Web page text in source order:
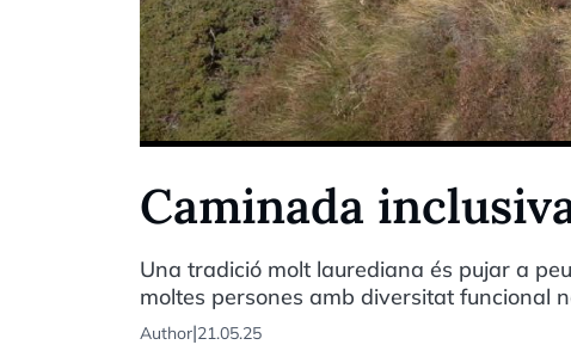
Caminada
Una tradició molt laurediana és pujar a
moltes persones amb diversitat funcional
Author|21.05.25